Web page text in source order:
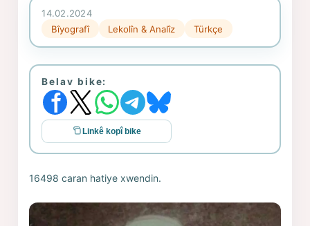
14.02.2024
Bîyografî
Lekolîn & Analîz Türkçe
Belav bike:
Linkê kopî bike
16498 caran hatiye xwendin.